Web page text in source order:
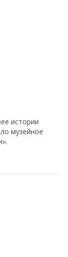
истории
музейное